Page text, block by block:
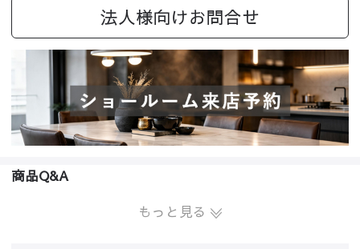
法人様向けお問合せ
商品Q&A
もっと見る